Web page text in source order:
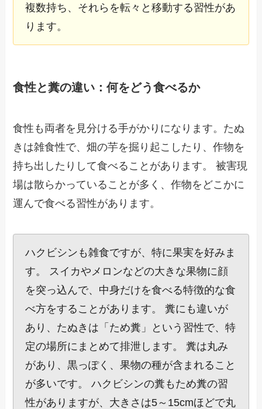
複数持ち、それらを転々と移動する習性があ
ります。
食性と糞の違い：何をどう食べるか
食性も両者を見分ける手がかりになります。たぬ
きは雑食性で、畑の芋を掘り起こしたり、作物を
持ち出したりして食べることがあります。 被害現
場は散らかっていることが多く、作物をどこかに
運んで食べる習性があります。
ハクビシンも雑食ですが、特に果実を好みま
す。 スイカやメロンなどの大きな果物に顔
を突っ込んで、中身だけを食べる特徴的な食
べ方をすることがあります。 糞にも違いが
あり、たぬきは「ため糞」という習性で、特
定の場所にまとめて排泄します。 糞は丸み
があり、黒っぽく、果物の種が含まれること
が多いです。 ハクビシンの糞もため糞の習
性がありますが、大きさは5～15cmほどで丸